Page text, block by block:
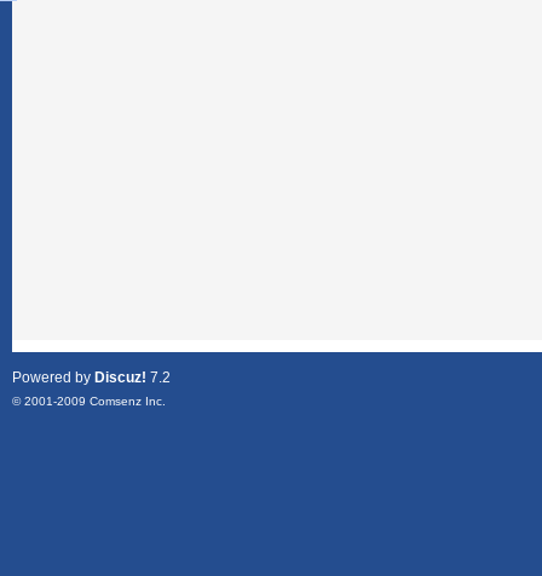
Powered by Discuz! 7.2
© 2001-2009 Comsenz Inc.